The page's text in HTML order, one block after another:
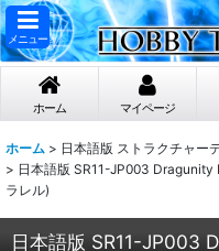
メニュー
ホーム マイページ
ホーム > 日本語版 ストラクチャー
> 日本語版 SR11-JP003 Dragunity
ラレル)
日本語版 SR11-JP003